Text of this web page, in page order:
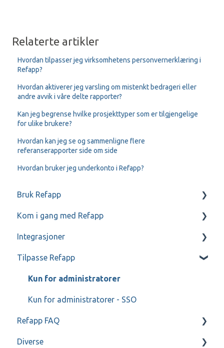
Relaterte artikler
Hvordan tilpasser jeg virksomhetens personvernerklæring i
Refapp?
Hvordan aktiverer jeg varsling om mistenkt bedrageri eller
andre avvik i våre delte rapporter?
Kan jeg begrense hvilke prosjekttyper som er tilgjengelige
for ulike brukere?
Hvordan kan jeg se og sammenligne flere
referanserapporter side om side
Hvordan bruker jeg underkonto i Refapp?
Bruk Refapp
Kommunikasjon med referanser og kandidater
Forespørsler til referanser
Kom i gang med Refapp
Mitt Refapp
Integrasjoner
Teamtailor
Jobylon
ReachMee
SmartRecruiters
Workable
Tilpasse Refapp
Kun for administratorer
Kun for administratorer - SSO
Refapp FAQ
Personopplysningspolicy
Diverse